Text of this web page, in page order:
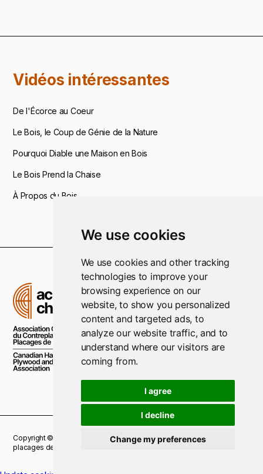
We use cookies
We use cookies and other tracking
technologies to improve your
browsing experience on our
website, to show you personalized
content and targeted ads, to
analyze our website traffic, and to
understand where our visitors are
coming from.
I agree
I decline
Change my preferences
Vidéos intéressantes
De l'Écorce au Coeur
Le Bois, le Coup de Génie de la Nature
Pourquoi Diable une Maison en Bois
Le Bois Prend la Chaise
À Propos du Bois
Copyright © 2021 Association Canadienne du Contreplaqué et des
placages de bois dur. Tous droits réservés.